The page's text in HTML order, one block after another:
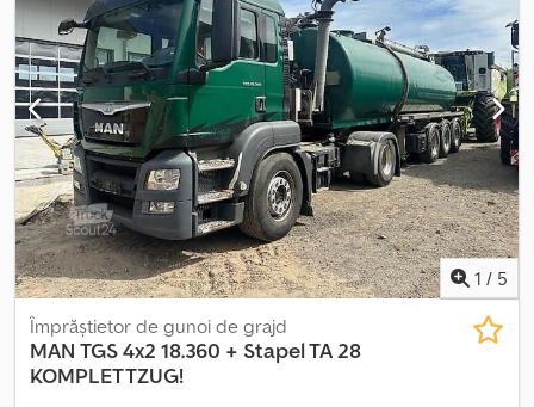
1 / 5
Împrăștietor de gunoi de grajd
MAN TGS 4x2 18.360 + Stapel TA 28
KOMPLETTZUG!